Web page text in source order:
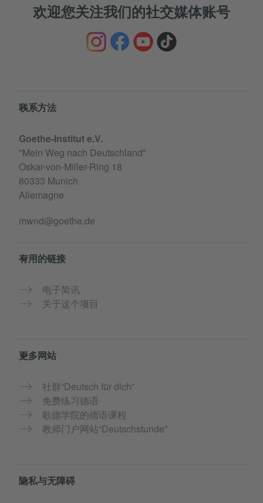
欢迎您关注我们的社交媒体账号
Service- und Informationsbereich
联系方法
Goethe-Institut e.V.
"Mein Weg nach Deutschland"
Oskar-von-Miller-Ring 18
80333 Munich
Allemagne
mwnd@goethe.de
有用的链接
电子简讯
关于这个项目
更多网站
社群“Deutsch für dich”
免费练习德语
歌德学院的德语课程
教师门户网站“Deutschstunde”
隐私与无障碍